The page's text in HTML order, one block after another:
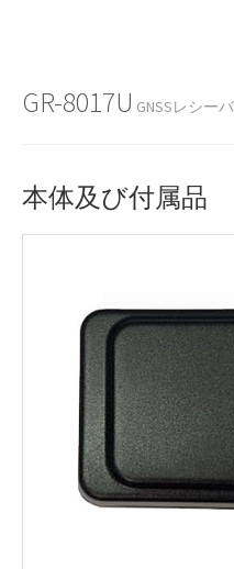
GR-8017U GNSSレシー
本体及び付属品